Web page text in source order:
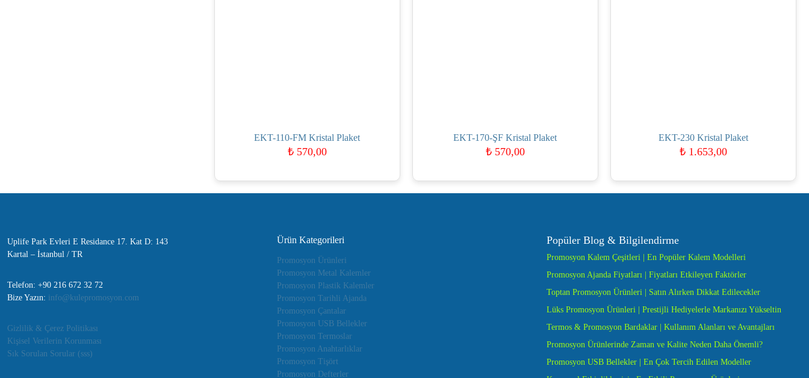
EKT-110-FM Kristal Plaket
₺570,00
EKT-170-ŞF Kristal Plaket
₺570,00
EKT-230 Kristal Plaket
₺1.653,00
Uplife Park Evleri E Residance 17. Kat D: 143
Kartal – İstanbul / TR
Telefon: +90 216 672 32 72
Bize Yazın: info@kulepromosyon.com
Gizlilik & Çerez Politikası
Kişisel Verilerin Korunması
Sık Sorulan Sorular (sss)
Ürün Kategorileri
Promosyon Ürünleri
Promosyon Metal Kalemler
Promosyon Plastik Kalemler
Promosyon Tarihli Ajanda
Promosyon Çantalar
Promosyon USB Bellekler
Promosyon Termoslar
Promosyon Anahtarlıklar
Promosyon Tişört
Promosyon Defterler
Popüler Blog & Bilgilendirme
Promosyon Kalem Çeşitleri | En Popüler Kalem Modelleri
Promosyon Ajanda Fiyatları | Fiyatları Etkileyen Faktörler
Toptan Promosyon Ürünleri | Satın Alırken Dikkat Edilecekler
Lüks Promosyon Ürünleri | Prestijli Hediyelerle Markanızı Yükseltin
Termos & Promosyon Bardaklar | Kullanım Alanları ve Avantajları
Promosyon Ürünlerinde Zaman ve Kalite Neden Daha Önemli?
Promosyon USB Bellekler | En Çok Tercih Edilen Modeller